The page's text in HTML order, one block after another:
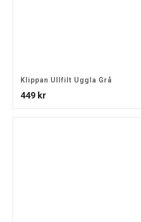
Klippan Ullfilt Uggla Grå
449 kr